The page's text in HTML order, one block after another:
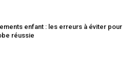
enfant : les erreurs à éviter pour
réussie